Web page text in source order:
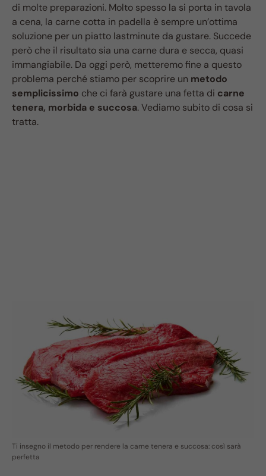
di molte preparazioni. Molto spesso la si porta in tavola
a cena, la carne cotta in padella è sempre un’ottima
soluzione per un piatto lastminute da gustare. Succede
però che il risultato sia una carne dura e secca, quasi
immangiabile. Da oggi però, metteremo fine a questo
problema perché stiamo per scoprire un metodo
semplicissimo che ci farà gustare una fetta di carne
tenera, morbida e succosa. Vediamo subito di cosa si
tratta.
Ti insegno il metodo per rendere la carne tenera e succosa: così sarà
perfetta